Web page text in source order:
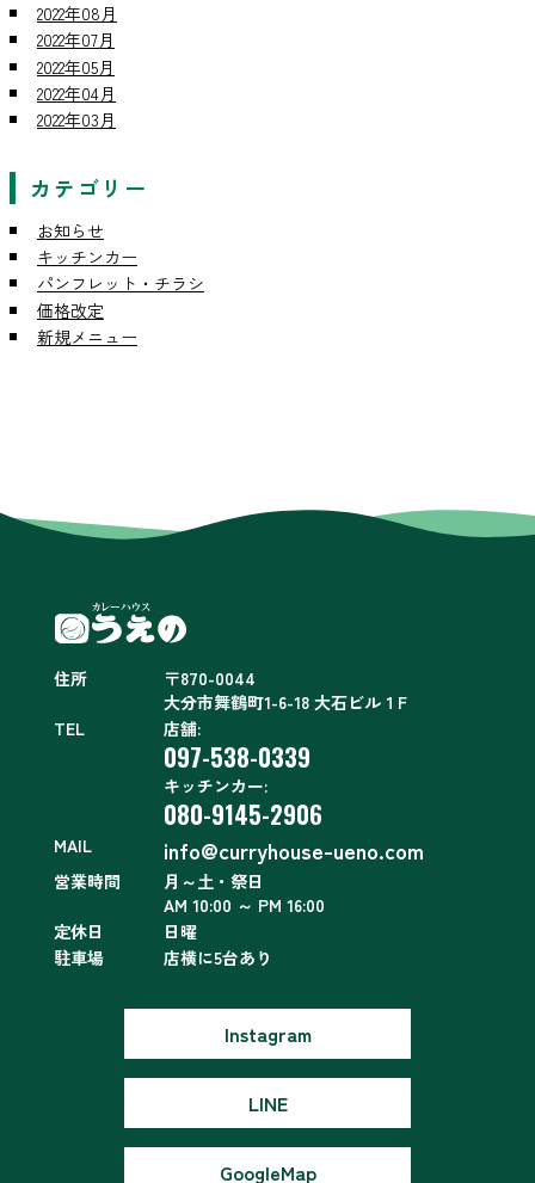
2022年08月
2022年07月
2022年05月
2022年04月
2022年03月
カテゴリー
お知らせ
キッチンカー
パンフレット・チラシ
価格改定
新規メニュー
住所
〒870-0044
大分市舞鶴町1-6-18 大石ビル１F
TEL
店舗:
097-538-0339
キッチンカー:
080-9145-2906
MAIL info@curryhouse-ueno.com
営業時間
月～土・祭日
AM 10:00 ～ PM 16:00
定休日
日曜
駐車場
店横に5台あり
Instagram
LINE
GoogleMap